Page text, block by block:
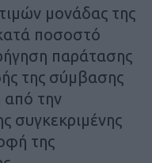
μονάδας της
ποσοστό
παράτασης
της σύμβασης
από την
συγκεκριμένης
της